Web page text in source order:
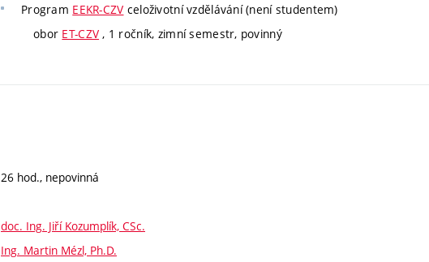
Program EEKR-CZV celoživotní vzdělávání (není studentem)
obor ET-CZV , 1 ročník, zimní semestr, povinný
26 hod., nepovinná
doc. Ing. Jiří Kozumplík, CSc.
Ing. Martin Mézl, Ph.D.